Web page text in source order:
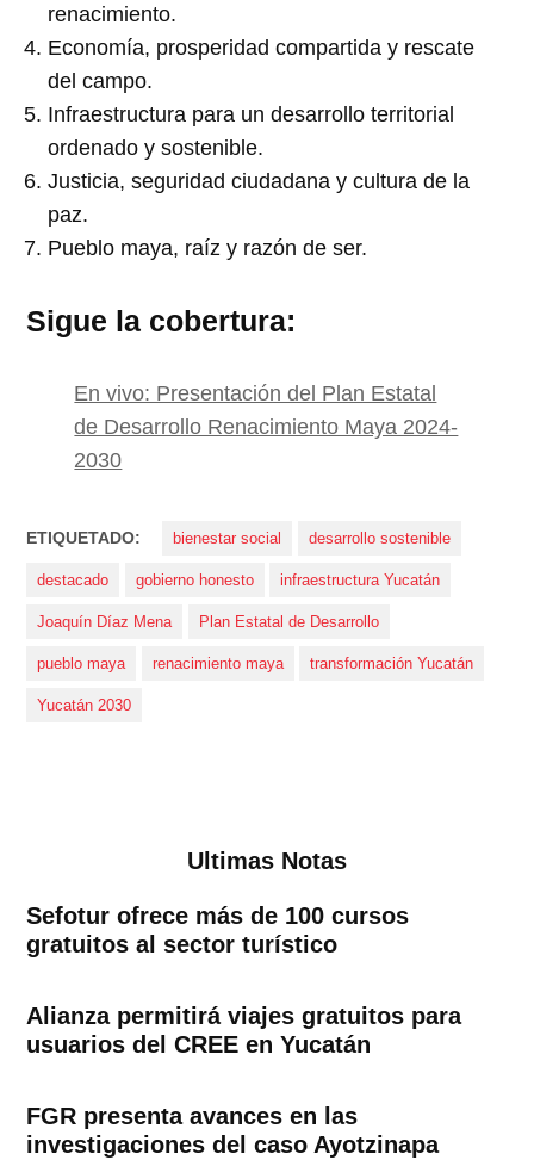
renacimiento.
Economía, prosperidad compartida y rescate
del campo.
Infraestructura para un desarrollo territorial
ordenado y sostenible.
Justicia, seguridad ciudadana y cultura de la
paz.
Pueblo maya, raíz y razón de ser.
Sigue la cobertura:
En vivo: Presentación del Plan Estatal
de Desarrollo Renacimiento Maya 2024-
2030
ETIQUETADO: bienestar social desarrollo sostenible
destacado gobierno honesto infraestructura Yucatán
Joaquín Díaz Mena Plan Estatal de Desarrollo
pueblo maya renacimiento maya transformación Yucatán
Yucatán 2030
Ultimas Notas
Sefotur ofrece más de 100 cursos
gratuitos al sector turístico
Alianza permitirá viajes gratuitos para
usuarios del CREE en Yucatán
FGR presenta avances en las
investigaciones del caso Ayotzinapa